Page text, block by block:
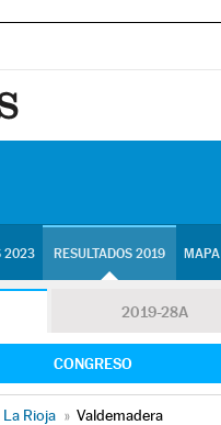
2023 RESULTADOS 2019 MAPA
2019-28A
CONGRESO
La Rioja » Valdemadera